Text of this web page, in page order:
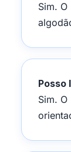
Sim.
Posso
Sim.